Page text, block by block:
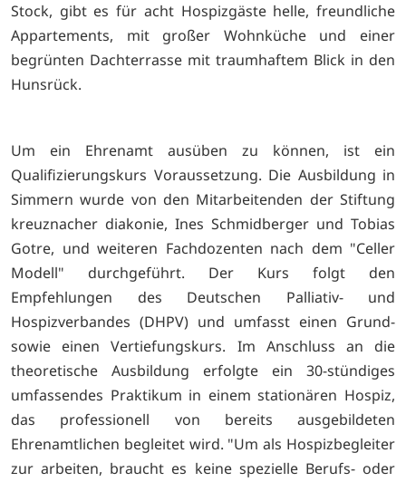
Stock, gibt es für acht Hospizgäste helle, freundliche
Appartements, mit großer Wohnküche und einer
begrünten Dachterrasse mit traumhaftem Blick in den
Hunsrück.
Um ein Ehrenamt ausüben zu können, ist ein
Qualifizierungskurs Voraussetzung. Die Ausbildung in
Simmern wurde von den Mitarbeitenden der Stiftung
kreuznacher diakonie, Ines Schmidberger und Tobias
Gotre, und weiteren Fachdozenten nach dem "Celler
Modell" durchgeführt. Der Kurs folgt den
Empfehlungen des Deutschen Palliativ- und
Hospizverbandes (DHPV) und umfasst einen Grund-
sowie einen Vertiefungskurs. Im Anschluss an die
theoretische Ausbildung erfolgte ein 30-stündiges
umfassendes Praktikum in einem stationären Hospiz,
das professionell von bereits ausgebildeten
Ehrenamtlichen begleitet wird. "Um als Hospizbegleiter
zur arbeiten, braucht es keine spezielle Berufs- oder